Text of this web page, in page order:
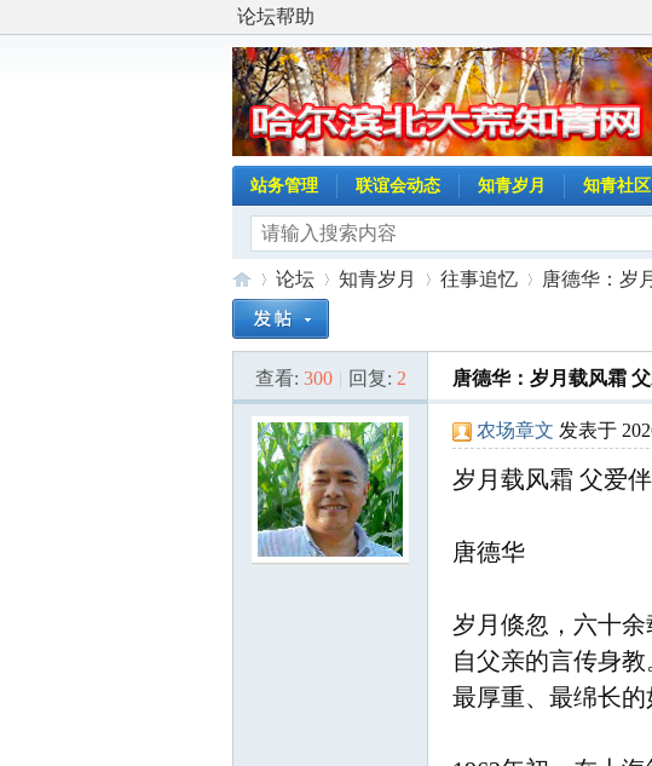
论坛帮助
站务管理 联谊会动态 知青岁月 知青社区
»
论坛
›
知青岁月 往事追忆
›
唐德华：岁
查看: 300 | 回复: 2 唐德华：岁月载风霜
农场章文 发表于
岁月载风霜 父爱
唐德华
岁月倏忽，六十
自父亲的言传身
最厚重、最绵长的